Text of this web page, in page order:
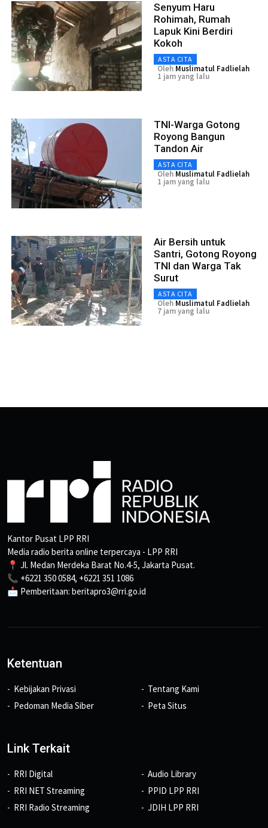
Senyum Haru
Rohimah, Rumah
Lapuk Kini Berdiri
Kokoh
ASTA CITA
Oleh Muslimatul Fadlielah
1 jam yang lalu
TNI-Warga Gotong
Royong Bangun
Tandon Air
ASTA CITA
Oleh Muslimatul Fadlielah
1 jam yang lalu
Air Bersih untuk
Santri, Gotong Royong
TNI dan Warga Tak
Surut
ASTA CITA
Oleh Muslimatul Fadlielah
7 jam yang lalu
Kantor Pusat LPP RRI
Media radio berita online terpercaya - LPP RRI
📍 Jl. Medan Merdeka Barat No.4-5, Jakarta Pusat.
📞 +6221 350 0584, +6221 351 1086
📩 Pemberitaan: beritapro3@rri.go.id
Ketentuan
Kebijakan Privasi
Pedoman Media Siber
Tentang Kami
Peta Situs
Link Terkait
RRI Digital
RRI NET Streaming
RRI Radio Streaming
Audio Library
PPID LPP RRI
JDIH LPP RRI